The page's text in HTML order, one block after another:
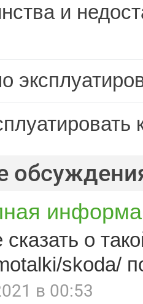
и
о
skoda/
в 00:53